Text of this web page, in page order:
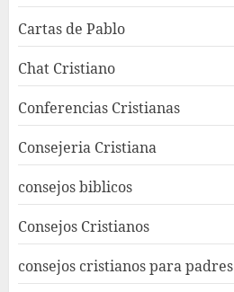
Cartas de Pablo
Chat Cristiano
Conferencias Cristianas
Consejeria Cristiana
consejos biblicos
Consejos Cristianos
consejos cristianos para padres